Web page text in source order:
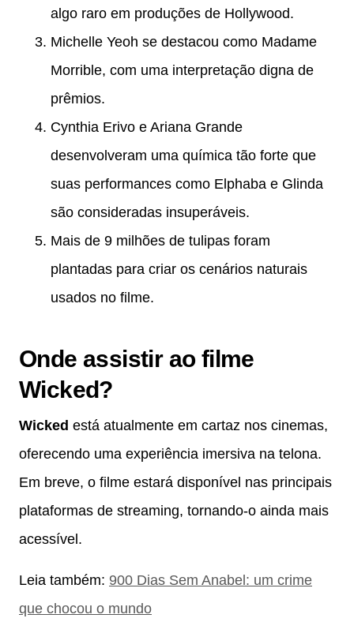
algo raro em produções de Hollywood.
Michelle Yeoh se destacou como Madame
Morrible, com uma interpretação digna de
prêmios.
Cynthia Erivo e Ariana Grande
desenvolveram uma química tão forte que
suas performances como Elphaba e Glinda
são consideradas insuperáveis.
Mais de 9 milhões de tulipas foram
plantadas para criar os cenários naturais
usados no filme.
Onde assistir ao filme
Wicked?
Wicked está atualmente em cartaz nos cinemas,
oferecendo uma experiência imersiva na telona.
Em breve, o filme estará disponível nas principais
plataformas de streaming, tornando-o ainda mais
acessível.
Leia também: 900 Dias Sem Anabel: um crime
que chocou o mundo